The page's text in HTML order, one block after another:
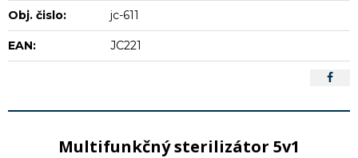
Obj. čislo: jc-611
EAN: JC221
Multifunkčný sterilizátor 5v1